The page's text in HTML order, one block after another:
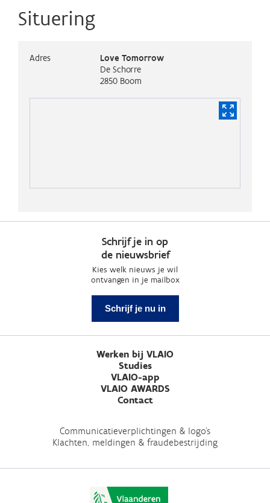
Situering
Adres
Love Tomorrow
De Schorre
2850 Boom
Schrijf je in op
de nieuwsbrief
Kies welk nieuws je wil
ontvangen in je mailbox
Schrijf je nu in
Werken bij VLAIO
Studies
VLAIO-app
VLAIO AWARDS
Contact
Communicatieverplichtingen & logo's
Klachten, meldingen & fraudebestrijding